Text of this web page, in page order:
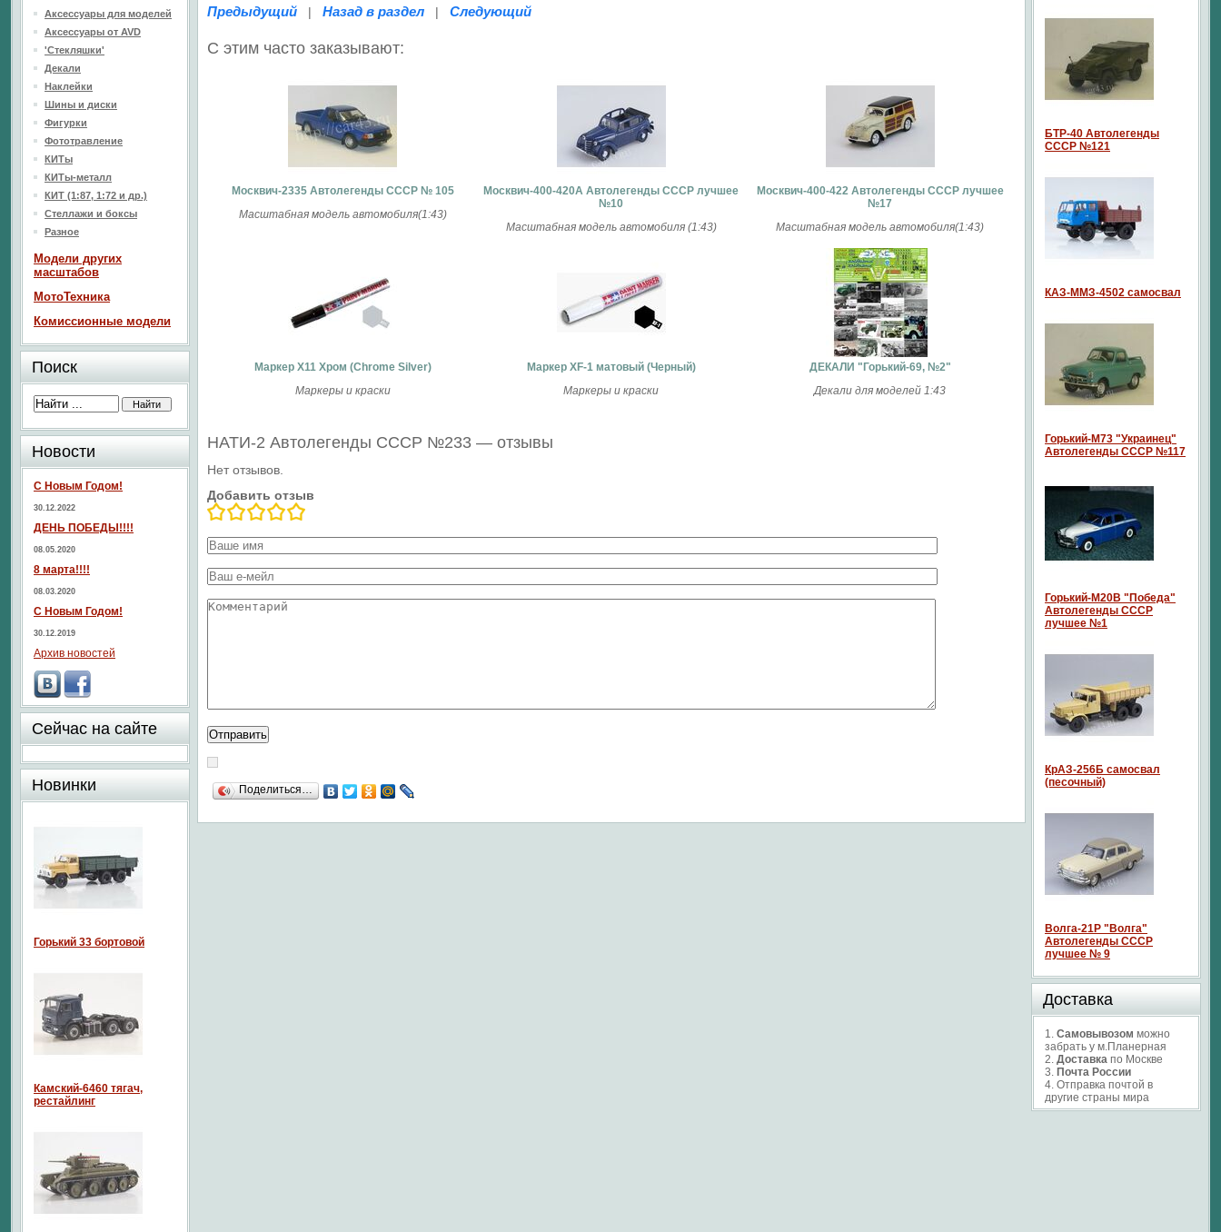
Предыдущий | Назад в раздел | Следующий
С этим часто заказывают:
Москвич-2335 Автолегенды СССР № 105
Масштабная модель автомобиля(1:43)
Москвич-400-420А Автолегенды СССР лучшее
№10
Масштабная модель автомобиля (1:43)
Москвич-400-422 Автолегенды СССР лучшее
№17
Масштабная модель автомобиля(1:43)
Маркер X11 Хром (Chrome Silver)
Маркеры и краски
Маркер ХF-1 матовый (Черный)
Маркеры и краски
ДЕКАЛИ "Горький-69, №2"
Декали для моделей 1:43
НАТИ-2 Автолегенды СССР №233 — отзывы
Нет отзывов.
Добавить отзыв
Поделиться…
Аксессуары для моделей
Аксессуары от AVD
'Стекляшки'
Декали
Наклейки
Шины и диски
Фигурки
Фототравление
КИТы
КИТы-металл
КИТ (1:87, 1:72 и др.)
Стеллажи и боксы
Разное
Модели других
масштабов
МотоТехника
Комиссионные модели
Поиск
Новости
С Новым Годом!
30.12.2022
ДЕНЬ ПОБЕДЫ!!!!
08.05.2020
8 марта!!!!
08.03.2020
С Новым Годом!
30.12.2019
Архив новостей
Сейчас на сайте
Новинки
Горький 33 бортовой
Камский-6460 тягач,
рестайлинг
БТР-40 Автолегенды
СССР №121
КАЗ-ММЗ-4502 самосвал
Горький-М73 "Украинец"
Автолегенды СССР №117
Горький-М20В "Победа"
Автолегенды СССР
лучшее №1
КрАЗ-256Б самосвал
(песочный)
Волга-21P "Волга"
Автолегенды СССР
лучшее № 9
Доставка
1. Самовывозом можно
забрать у м.Планерная
2. Доставка по Москве
3. Почта России
4. Отправка почтой в
другие страны мира